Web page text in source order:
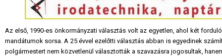
Az első, 1990-es önkormányzati választás volt az egyetlen, ahol két
mandátumok sorsa. A 25 évvel ezelőtti választás abban is egyedinek
polgármestert nem közvetlenül választották a szavazásra jogosultak,